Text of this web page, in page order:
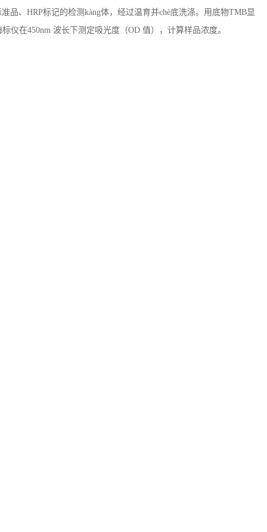
、HRP标记的检测kàng体，经过温育并chè底洗涤。用底物TMB显
在450nm 波长下测定吸光度（OD 值），计算样品浓度。